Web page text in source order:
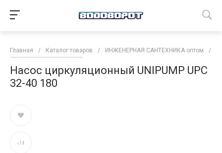
Главная / Каталог товаров / ИНЖЕНЕРНАЯ САНТЕХНИКА оптом /
Насос циркуляционный UNIPUMP UPС
32-40 180